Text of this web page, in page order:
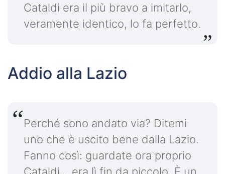
Cataldi era il più bravo a imitarlo,
veramente identico, lo fa perfetto.
Addio alla Lazio
Perché sono andato via? Ditemi
uno che è uscito bene dalla Lazio.
Fanno così: guardate ora proprio